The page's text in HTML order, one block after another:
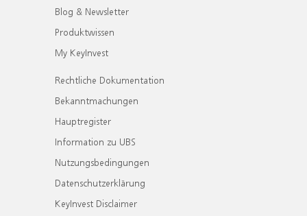
Blog & Newsletter
Produktwissen
My KeyInvest
Rechtliche Dokumentation
Bekanntmachungen
Hauptregister
Information zu UBS
Nutzungsbedingungen
Datenschutzerklärung
KeyInvest Disclaimer